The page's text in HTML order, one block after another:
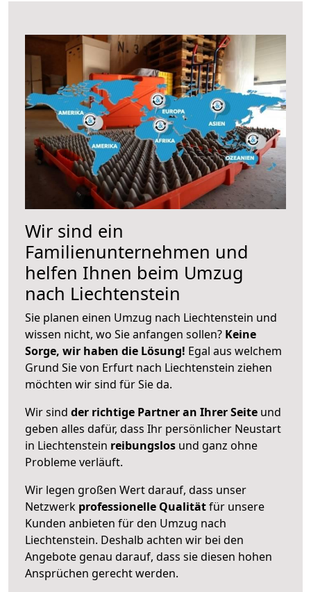
Wir sind ein
Familienunternehmen und
helfen Ihnen beim Umzug
nach Liechtenstein
Sie planen einen Umzug nach Liechtenstein und
wissen nicht, wo Sie anfangen sollen? Keine
Sorge, wir haben die Lösung! Egal aus welchem
Grund Sie von Erfurt nach Liechtenstein ziehen
möchten wir sind für Sie da.
Wir sind der richtige Partner an Ihrer Seite und
geben alles dafür, dass Ihr persönlicher Neustart
in Liechtenstein reibungslos und ganz ohne
Probleme verläuft.
Wir legen großen Wert darauf, dass unser
Netzwerk professionelle Qualitätfür unsere
Kunden anbieten für den Umzug nach
Liechtenstein. Deshalb achten wir bei den
Angebote genau darauf, dass sie diesen hohen
Ansprüchen gerecht werden.